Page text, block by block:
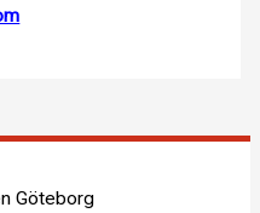
Göteborg